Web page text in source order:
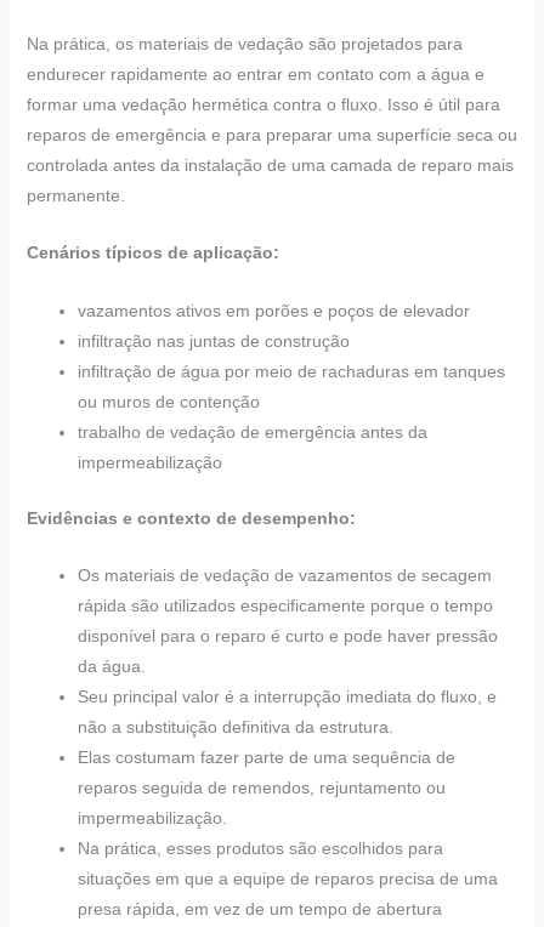
Na prática, os materiais de vedação são projetados para
endurecer rapidamente ao entrar em contato com a água e
formar uma vedação hermética contra o fluxo. Isso é útil para
reparos de emergência e para preparar uma superfície seca ou
controlada antes da instalação de uma camada de reparo mais
permanente.
Cenários típicos de aplicação:
vazamentos ativos em porões e poços de elevador
infiltração nas juntas de construção
infiltração de água por meio de rachaduras em tanques
ou muros de contenção
trabalho de vedação de emergência antes da
impermeabilização
Evidências e contexto de desempenho:
Os materiais de vedação de vazamentos de secagem
rápida são utilizados especificamente porque o tempo
disponível para o reparo é curto e pode haver pressão
da água.
Seu principal valor é a interrupção imediata do fluxo, e
não a substituição definitiva da estrutura.
Elas costumam fazer parte de uma sequência de
reparos seguida de remendos, rejuntamento ou
impermeabilização.
Na prática, esses produtos são escolhidos para
situações em que a equipe de reparos precisa de uma
presa rápida, em vez de um tempo de abertura